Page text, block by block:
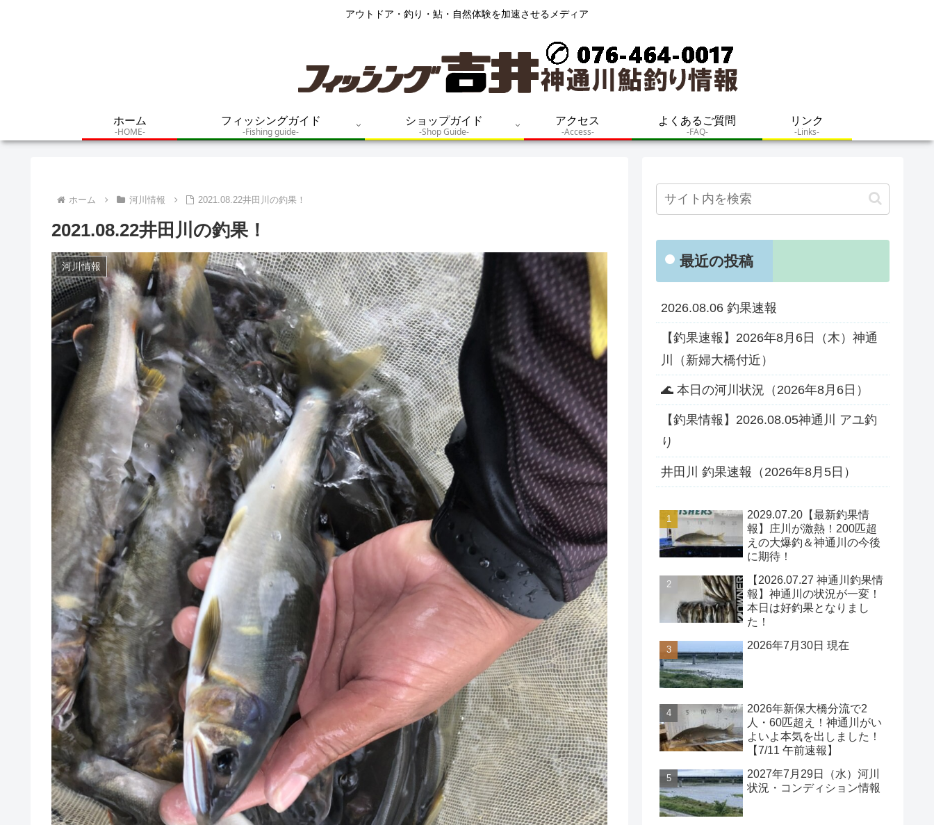
アウトドア・釣り・鮎・自然体験を加速させるメディア
ホーム
-HOME-
フィッシングガイド
-Fishing guide-
ショップガイド
-Shop Guide-
アクセス
-Access-
よくあるご質問
-FAQ-
リンク
-Links-
ホーム 河川情報 2021.08.22井田川の釣果！
2021.08.22井田川の釣果！
河川情報 最近の投稿
2026.08.06 釣果速報
【釣果速報】2026年8月6日（木）神通
川（新婦大橋付近）
🌊 本日の河川状況（2026年8月6日）
【釣果情報】2026.08.05神通川 アユ釣
り
井田川 釣果速報（2026年8月5日）
2029.07.20【最新釣果情
報】庄川が激熱！200匹超
えの大爆釣＆神通川の今後
に期待！
【2026.07.27 神通川釣果情
報】神通川の状況が一変！
本日は好釣果となりまし
た！
2026年7月30日 現在
2026年新保大橋分流で2
人・60匹超え！神通川がい
よいよ本気を出しました！
【7/11 午前速報】
2027年7月29日（水）河川
状況・コンディション情報